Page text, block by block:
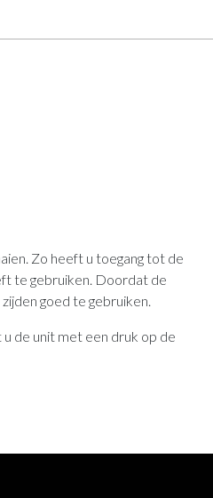
Zo heeft u toegang tot de
te gebruiken. Doordat de
goed te gebruiken.
de unit met een druk op de